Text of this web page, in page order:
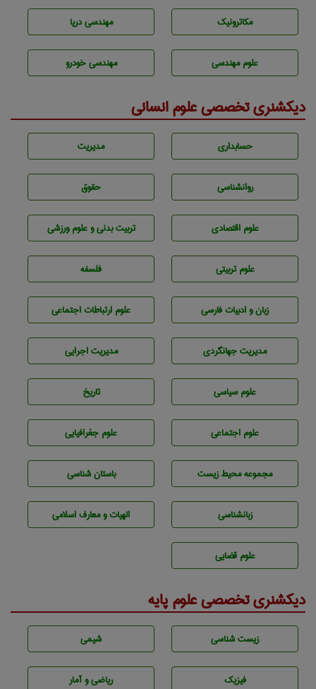
مکاترونیک مهندسی دریا
علوم مهندسی مهندسی خودرو
دیکشنری تخصصی علوم انسانی
حسابداری مديريت
روانشناسی حقوق
علوم اقتصادی تربيت بدنی و علوم ورزشی
علوم تربيتی فلسفه
زبان و ادبيات فارسی علوم ارتباطات اجتماعی
مديريت جهانگردی مديريت اجرايی
علوم سياسی تاريخ
علوم اجتماعی علوم جغرافيايی
مجموعه محيط زيست باستان شناسی
زبانشناسی الهیات و معارف اسلامی
علوم قضایی
دیکشنری تخصصی علوم پایه
زيست شناسی شيمی
فیزیک ریاضی و آمار